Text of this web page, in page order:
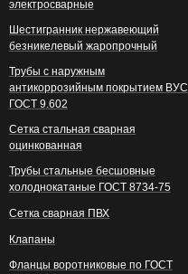
электросварные
Шестигранник нержавеющий
безникелевый жаропрочный
Трубы с наружным
антикоррозийным покрытием ВУС
ГОСТ 9.602
Сетка стальная сварная
оцинкованная
Трубы стальные бесшовные
холоднокатаные ГОСТ 8734-75
Сетка сварная ПВХ
Клапаны
Фланцы воротниковые по ГОСТ